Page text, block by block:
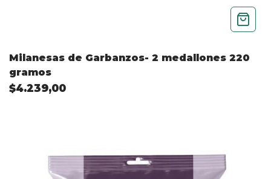
Milanesas de Garbanzos- 2 medallones 220
gramos
$4.239,00